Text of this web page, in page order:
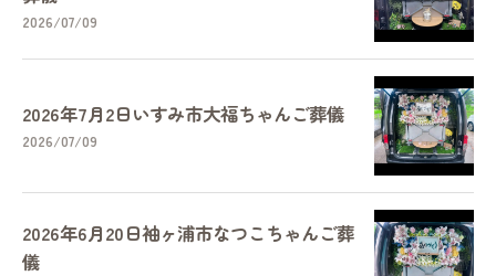
2026/07/09
2026年7月2日いすみ市大福ちゃんご葬儀
2026/07/09
2026年6月20日袖ヶ浦市なつこちゃんご葬
儀